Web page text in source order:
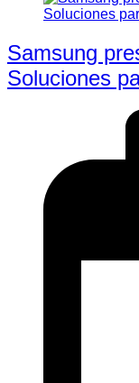
Samsung
Soluciones